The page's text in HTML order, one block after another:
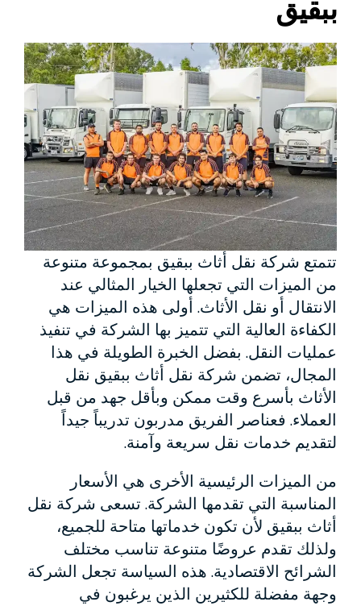
ببقيق
تتمتع شركة نقل أثاث ببقيق بمجموعة متنوعة
من الميزات التي تجعلها الخيار المثالي عند
الانتقال أو نقل الأثاث. أولى هذه الميزات هي
الكفاءة العالية التي تتميز بها الشركة في تنفيذ
عمليات النقل. بفضل الخبرة الطويلة في هذا
المجال، تضمن شركة نقل أثاث ببقيق نقل
الأثاث بأسرع وقت ممكن وبأقل جهد من قبل
العملاء. فعناصر الفريق مدربون تدريباً جيداً
لتقديم خدمات نقل سريعة وآمنة.
من الميزات الرئيسية الأخرى هي الأسعار
المناسبة التي تقدمها الشركة. تسعى شركة نقل
أثاث ببقيق لأن تكون خدماتها متاحة للجميع،
ولذلك تقدم عروضًا متنوعة تناسب مختلف
الشرائح الاقتصادية. هذه السياسة تجعل الشركة
وجهة مفضلة للكثيرين الذين يرغبون في